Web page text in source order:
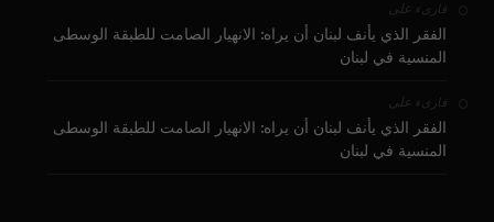
قارىء على
الفقر الذي يأنف لبنان أن يراه: الانهيار الصامت للطبقة الوسطى
المنسية في لبنان
قارىء على
الفقر الذي يأنف لبنان أن يراه: الانهيار الصامت للطبقة الوسطى
المنسية في لبنان